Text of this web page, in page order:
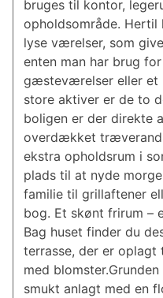
bruges til kontor,
opholdsområde.
lyse værelser, som
enten man har brug
gæsteværelser eller et
store aktiver er de to
boligen er der direkte
overdækket
ekstra opholdsrum i
plads til at nyde
familie til grillaftener
bog. Et skønt frirum –
Bag huset finder du
terrasse, der er oplagt
med
smukt anlagt med en